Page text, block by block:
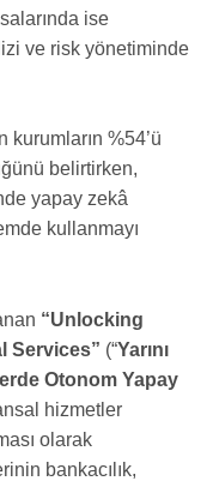
ise
ve risk yönetiminde
kurumların %54’ü
belirtirken,
yapay zekâ
kullanmayı
“Unlocking
Services” (“Yarını
Otonom Yapay
hizmetler
olarak
bankacılık,